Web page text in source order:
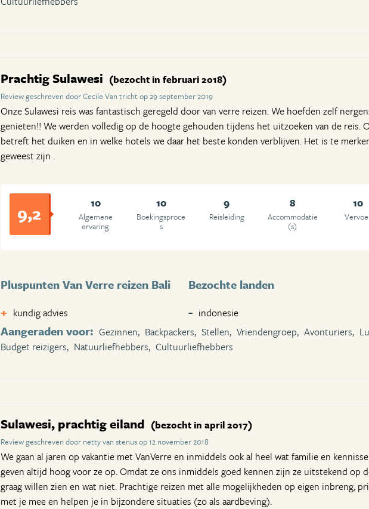
Prachtig Sulawesi (bezocht in februari 2018)
Review geschreven door Cecile Van tricht op 29 september 2019
Onze Sulawesi reis was fantastisch geregeld door van verre reizen. We hoefden zelf
genieten!! We werden volledig op de hoogte gehouden tijdens het uitzoeken van de reis.
betreft het duiken en in welke hotels we daar het beste konden verblijven. Het is te
geweest zijn .
9,2 10
Algemene
ervaring
10
Boekingsproce
s
9
Reisleiding
8
Accommodatie
(s)
10
Pluspunten Van Verre reizen Bali
kundig advies
Bezochte landen
indonesie
Aangeraden voor: Gezinnen, Backpackers, Stellen, Vriendengroep, Avonturiers,
Budget reizigers, Natuurliefhebbers, Cultuurliefhebbers
Sulawesi, prachtig eiland (bezocht in april 2017)
Review geschreven door netty van stenus op 12 november 2018
We gaan al jaren op vakantie met VanVerre en inmiddels ook al heel wat familie en
geven altijd hoog voor ze op. Omdat ze ons inmiddels goed kennen zijn ze uitstekend op
graag willen zien en wat niet. Prachtige reizen met alle mogelijkheden op eigen inbreng,
met je mee en helpen je in bijzondere situaties (zo als aardbeving).